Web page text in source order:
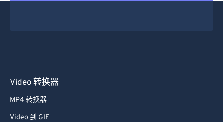
Video 转换器
MP4 转换器
Video 到 GIF